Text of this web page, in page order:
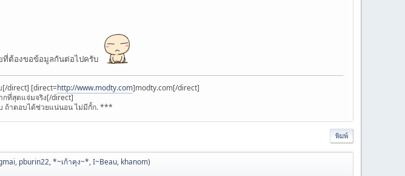
ที่ต้องขอข้อมูลกันต่อไปครับ
[/direct] [direct=http://www.modty.com]modty.com[/direct]
กที่สุดแจ่มจริง[/direct]
ถ้าตอบได้ช่วยแน่นอน ไม่มีกั้ก. ***
พิมพ์
, pburin22,*~เก้าคุง~*,I~Beau, khanom)